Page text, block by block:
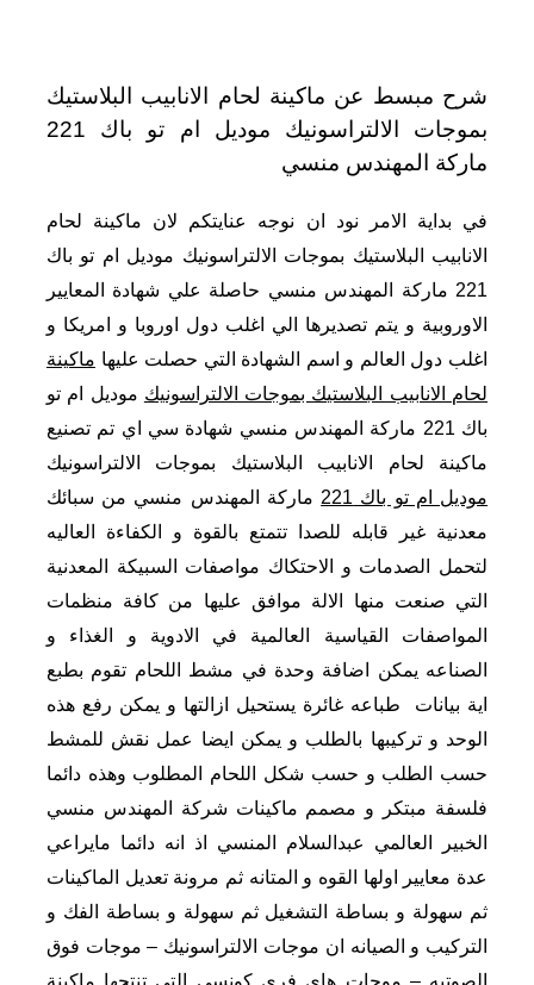
شرح مبسط عن ماكينة لحام الانابيب البلاستيك
بموجات الالتراسونيك موديل ام تو باك 221
ماركة المهندس منسي
في بداية الامر نود ان نوجه عنايتكم لان ماكينة لحام
الانابيب البلاستيك بموجات الالتراسونيك موديل ام تو باك
221 ماركة المهندس منسي حاصلة علي شهادة المعايير
الاوروبية و يتم تصديرها الي اغلب دول اوروبا و امريكا و
اغلب دول العالم و اسم الشهادة التي حصلت عليها ماكينة
لحام الانابيب البلاستيك بموجات الالتراسونيكموديل ام تو
باك 221 ماركة المهندس منسي شهادة سي اي تم تصنيع
ماكينة لحام الانابيب البلاستيك بموجات الالتراسونيك
موديل ام تو باك 221
ماركة المهندس منسي من سبائك
معدنية غير قابله للصدا تتمتع بالقوة و الكفاءة العاليه
لتحمل الصدمات و الاحتكاك مواصفات السبيكة المعدنية
التي صنعت منها الالة موافق عليها من كافة منظمات
المواصفات القياسية العالمية في الادوية و الغذاء و
الصناعه يمكن اضافة وحدة في مشط اللحام تقوم بطبع
اية بيانات طباعه غائرة يستحيل ازالتها و يمكن رفع هذه
الوحد و تركيبها بالطلب و يمكن ايضا عمل نقش للمشط
حسب الطلب و حسب شكل اللحام المطلوب وهذه دائما
فلسفة مبتكر و مصمم ماكينات شركة المهندس منسي
الخبير العالمي عبدالسلام المنسي اذ انه دائما مايراعي
عدة معايير اولها القوه و المتانه ثم مرونة تعديل الماكينات
ثم سهولة و بساطة التشغيل ثم سهولة و بساطة الفك و
التركيب و الصيانه ان موجات الالتراسونيك – موجات فوق
الصوتيه – موجات هاي فري كونسي التي تنتجها ماكينة